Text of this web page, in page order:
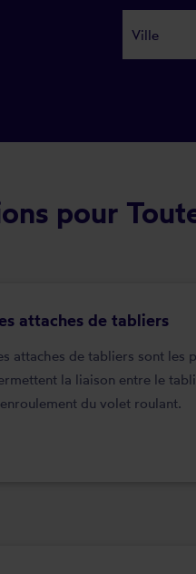
pour
attaches de tabliers
attaches de tabliers sont les
la liaison entre le
du volet roulant.